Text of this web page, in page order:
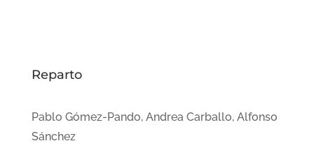
Reparto
Pablo Gómez-Pando, Andrea Carballo, Alfonso
Sánchez